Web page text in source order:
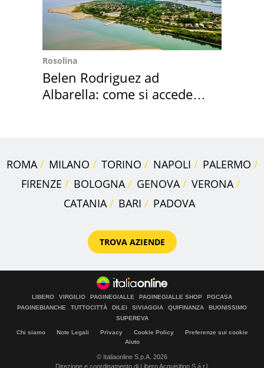
Rosolina
Belen Rodriguez ad
Albarella: come si accede
ROMA MILANO TORINO NAPOLI
PALERMO
FIRENZE
BOLOGNA GENOVA
VERONA
CATANIA
BARI PADOVA
TROVA AZIENDE
LIBERO VIRGILIO PAGINEGIALLE PAGINEGIALLE SHOP
PGCASA
PAGINEBIANCHE
TUTTOCITTÀ DILEI SIVIAGGIA QUIFINANZA
BUONISSIMO
SUPEREVA
Chi siamo Note Legali Privacy Cookie Policy
Preferenze sui cookie
Aiuto
© Italiaonline S.p.A. 2026
Direzione e coordinamento di Libero Acquisition S.á r.l.